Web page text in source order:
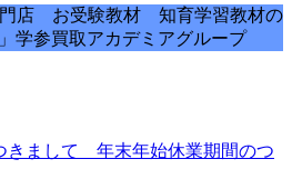
店 お受験教材 知育学習教材の
学参買取アカデミアグループ
きまして 年末年始休業期間のつ